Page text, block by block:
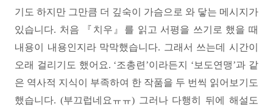
기도 하지만 그만큼 더 깊숙이 가슴으로 와 닿는 메시지가
있습니다. 처음 『치우』를 읽고 서평을 쓰기로 했을 때
내용이 내용인지라 막막했습니다. 그래서 쓰는데 시간이
오래 걸리기도 했어요. ‘조총련’이라든지 ‘보도연맹’과 같
은 역사적 지식이 부족하여 한 작품을 두 번씩 읽어보기도
했습니다. (부끄럽네요ㅠㅠ) 그러나 다행히 뒤에 해설도